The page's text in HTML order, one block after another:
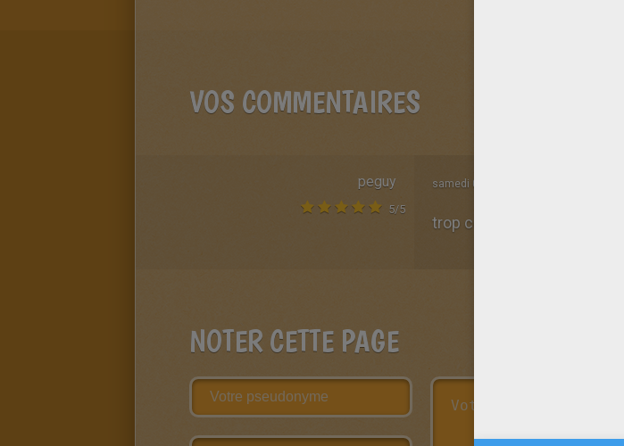
VOS COMMENTAIRES
peguy
5/5
samedi 07 Juin 2014 à 08h42
trop cool
NOTER CETTE PAGE